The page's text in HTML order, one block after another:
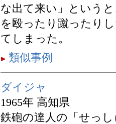
な出て来い」という
を殴ったり蹴ったり
てしまった。
類似事例
ダイジャ
1965年 高知県
鉄砲の達人の「せっ